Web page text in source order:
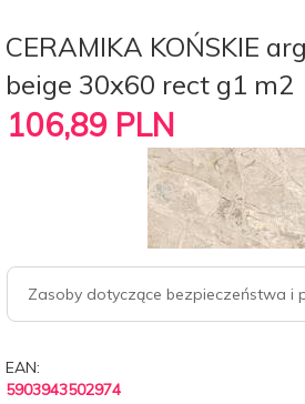
CERAMIKA KOŃSKIE
beige 30x60 rect g1 m2
106,89 PLN
Zasoby dotyczące bezpieczeństwa i
EAN:
5903943502974